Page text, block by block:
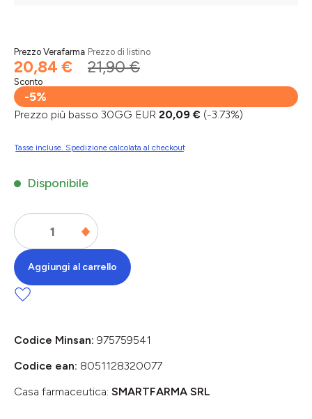
Prezzo Verafarma
20,84 €
Prezzo di listino
21,90 €
Sconto
-5%
Prezzo più basso 30GG EUR 20,09 € (-3.73%)
Tasse incluse. Spedizione calcolata al checkout
Disponibile
Aggiungi al carrello
Codice Minsan: 975759541
Codice ean: 8051128320077
Casa farmaceutica: SMARTFARMA SRL